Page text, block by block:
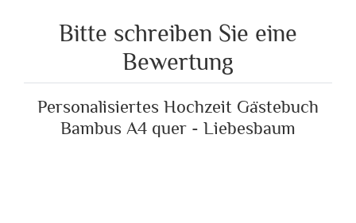
Bitte schreiben Sie eine
Bewertung
Personalisiertes Hochzeit Gästebuch
Bambus A4 quer - Liebesbaum